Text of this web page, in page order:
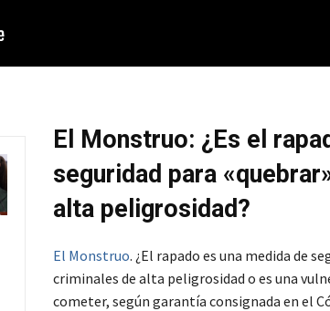
El Monstruo: ¿Es el
seguridad para
alta peligrosidad?
El Monstruo. ¿El rapado es una medida de
criminales de alta peligrosidad o es una
cometer, según garantía consignada en el